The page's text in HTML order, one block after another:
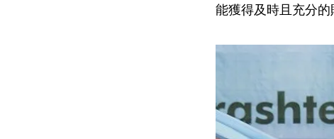
能獲得及時且充分的